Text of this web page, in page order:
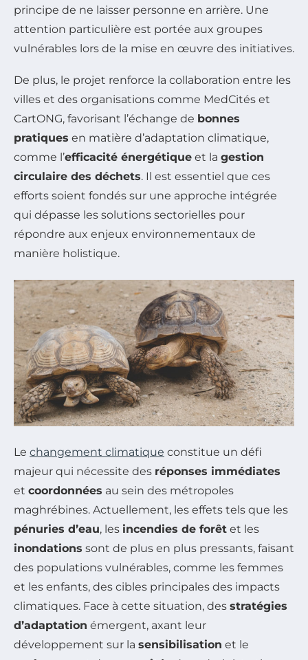
principe de ne laisser personne en arrière. Une
attention particulière est portée aux groupes
vulnérables lors de la mise en œuvre des initiatives.
De plus, le projet renforce la collaboration entre les
villes et des organisations comme MedCités et
CartONG, favorisant l’échange de bonnes
pratiques en matière d’adaptation climatique,
comme l’efficacité énergétique et la gestion
circulaire des déchets. Il est essentiel que ces
efforts soient fondés sur une approche intégrée
qui dépasse les solutions sectorielles pour
répondre aux enjeux environnementaux de
manière holistique.
Le changement climatique constitue un défi
majeur qui nécessite des réponses immédiates
et coordonnées au sein des métropoles
maghrébines. Actuellement, les effets tels que les
pénuries d’eau, les incendies de forêt et les
inondations sont de plus en plus pressants, faisant
des populations vulnérables, comme les femmes
et les enfants, des cibles principales des impacts
climatiques. Face à cette situation, des stratégies
d’adaptation émergent, axant leur
développement sur la sensibilisation et le